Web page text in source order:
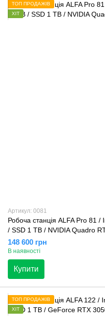
ТОП ПРОДАЖІВ
ХІТ
Артикул: 0081
Робоча станція ALFA Pro 81
/ SSD 1 TB / NVIDIA Quadro
148 600 грн
В наявності
Купити
ТОП ПРОДАЖІВ
ХІТ